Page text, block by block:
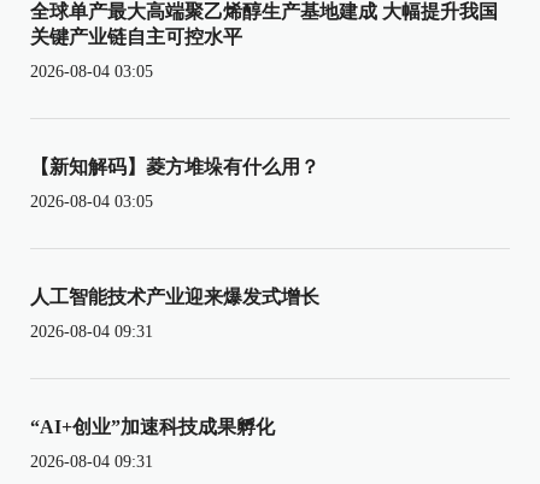
全球单产最大高端聚乙烯醇生产基地建成 大幅提升我国
关键产业链自主可控水平
2026-08-04 03:05
【新知解码】菱方堆垛有什么用？
2026-08-04 03:05
人工智能技术产业迎来爆发式增长
2026-08-04 09:31
“AI+创业”加速科技成果孵化
2026-08-04 09:31